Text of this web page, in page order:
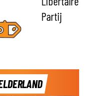
Partij